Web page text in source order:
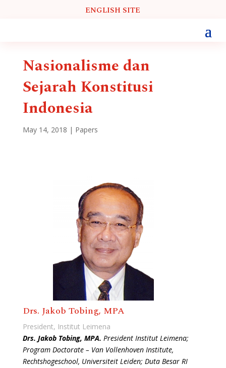
ENGLISH SITE
Nasionalisme dan
Sejarah Konstitusi
Indonesia
May 14, 2018 | Papers
Drs. Jakob Tobing, MPA
President, Institut Leimena
Drs. Jakob Tobing, MPA. President Institut Leimena;
Program Doctorate – Van Vollenhoven Institute,
Rechtshogeschool, Universiteit Leiden; Duta Besar RI